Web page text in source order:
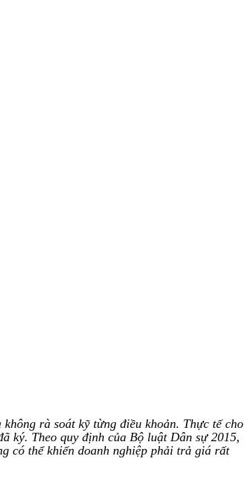
rà soát kỹ từng điều khoản. Thực tế cho
ký. Theo quy định của Bộ luật Dân sự 2015,
có thể khiến doanh nghiệp phải trả giá rất